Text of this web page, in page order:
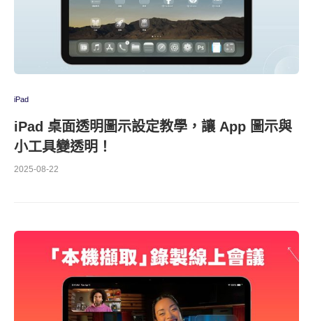
iPad
iPad 桌面透明圖示設定教學，讓 App 圖示與
小工具變透明！
2025-08-22